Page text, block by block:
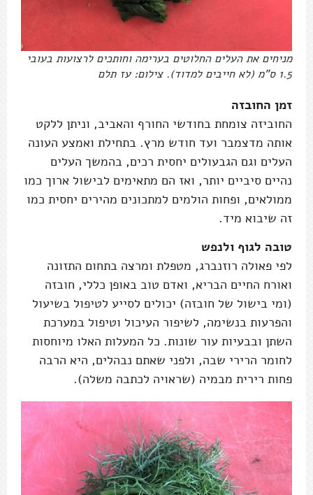
מניחים את העלים החלוטים בערימה וחותכים לרצועות בעובי
1.5 ס"מ (לא חייבים למדוד). צילום: עז תלם
זמן החובזה
החוביזה צומחת בחודשי החורף והאביב, וניתן ללקט
אותה מדצמבר ועד חודש מרץ. בתחילת ואמצע העונה
העלים וגם הגבעולים יחסית רכים, בהמשך העלים
נהיים סיביים יותר, ואז הם מתאימים לבישול ארוך כמו
ממולאים, ופחות הולמים למתכונים מהירים יחסית כמו
זה שיבוא מיד.
טובה לגוף ולנפש
לפי פאולה רוזנברג, מטפלת ומרצה בתחום התזונה
ואורח החיים הבריא, ואדם טוב באופן כללי, חובזה
(ומי בישול של חובזה) יכולים לסייע לטיפול בשיעול
והפרעות בנשימה, לשיפור העיכול וטיפול במערכת
השתן ובבעיות עור שונות. כל המעלות האלו מיוחסות
לחומר הרירי שבה, ולפני שאתם נבהלים, היא הרבה
פחות רירית מבמיה (שראויה לכתבה משלה).